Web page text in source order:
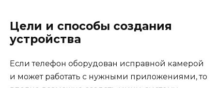
Цели и способы создания
устройства
Если телефон оборудован исправной камерой
и может работать с нужными приложениями, то